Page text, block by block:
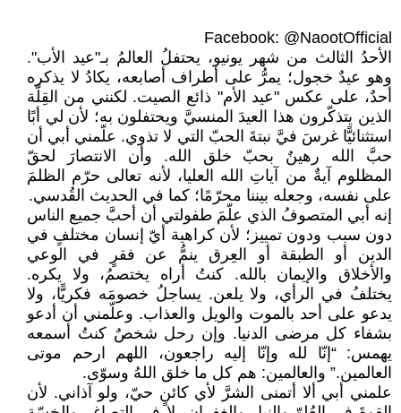
Facebook: @NaootOfficial
الأحدُ الثالث من شهر يونيو، يحتفلُ العالمُ بـ"عيد الأب".
وهو عيدٌ خجول؛ يمرُّ على أطراف أصابعه، يكادُ لا يذكره
أحدٌ، على عكس "عيد الأم" ذائع الصيت. لكنني من القِلّة
الذين يتذكّرون هذا العيدَ المنسيَّ ويحتفلون به؛ لأن لي أبًا
استثنائيًّا غرسَ فيَّ نبتةَ الحبّ التي لا تذوي. علّمني أبي أن
حبَّ الله رهينٌ بحبّ خلق الله. وأن الانتصارَ لحقّ
المظلوم آيةٌ من آياتِ الله العليا، لأنه تعالى حرّم الظلمَ
على نفسه، وجعله بيننا محرّمًا؛ كما في الحديث القُدسي.
إنه أبي المتصوفُ الذي علّمَ طفولتي أن أحبَّ جميع الناس
دون سبب ودون تمييز؛ لأن كراهية أيّ إنسان مختلفٍ في
الدين أو الطبقة أو العِرق ينمُّ عن فقرٍ في الوعي
والأخلاق والإيمان بالله. كنتُ أراه يختصمُ، ولا يكره.
يختلفُ في الرأي، ولا يلعن. يساجلُ خصومَه فكريًّا، ولا
يدعو على أحد بالموت والويل والعذاب. وعلّمني أن أدعو
بشفاء كل مرضى الدنيا. وإن رحل شخصٌ كنتُ أسمعه
يهمس: “إنّا لله وإنّا إليه راجعون، اللهم ارحم موتى
العالمين.” والعالمين: هم كل ما خلق اللهُ وسوّى.
علمني أبي ألا أتمنى الشرَّ لأي كائنٍ حيّ، ولو آذاني. لأن